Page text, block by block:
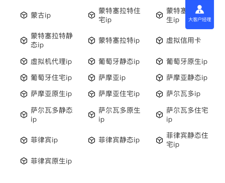
蒙古ip
蒙特塞拉特住
宅ip
蒙特塞拉特原
生ip
蒙特塞拉特静
态ip
蒙特塞拉特ip 虚拟信用卡
虚拟机代理ip 葡萄牙静态ip
葡萄牙原生ip
葡萄牙住宅ip
萨摩亚ip
萨摩亚静态ip
萨摩亚原生ip
萨摩亚住宅ip
萨尔瓦多ip
萨尔瓦多静态
ip
萨尔瓦多原生
ip
萨尔瓦多住宅
ip
菲律宾ip 菲律宾静态ip
菲律宾静态住
宅ip
菲律宾原生ip
大客户经理